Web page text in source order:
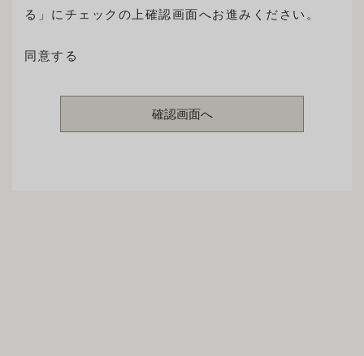
る」にチェックの上確認画面へお進みください。
同意する